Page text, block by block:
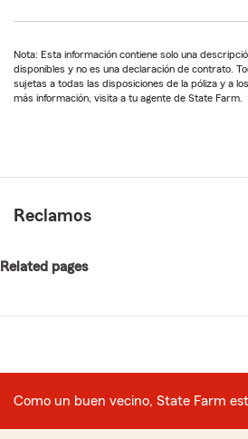
Nota: Esta información contiene solo una
disponibles y no es una declaración de contrato.
sujetas a todas las disposiciones de la póliza y a
más información, visita a tu agente de State Farm.
Reclamos
Related pages
pages
Como un buen vecino, State Farm